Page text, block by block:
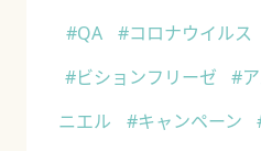
#QA #コロナウイルス
#ビションフリーゼ
#
ニエル
#キャンペーン